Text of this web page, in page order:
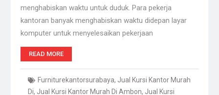
menghabiskan waktu untuk duduk. Para pekerja
kantoran banyak menghabiskan waktu didepan layar
komputer untuk menyelesaikan pekerjaan
READ MORE
Furniturekantorsurabaya, Jual Kursi Kantor Murah
Di, Jual Kursi Kantor Murah Di Ambon, Jual Kursi